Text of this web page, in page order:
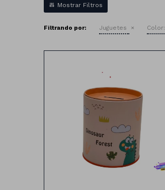
Filtrando por: Juguetes Color:
Alcancia con diseño dinosaurios